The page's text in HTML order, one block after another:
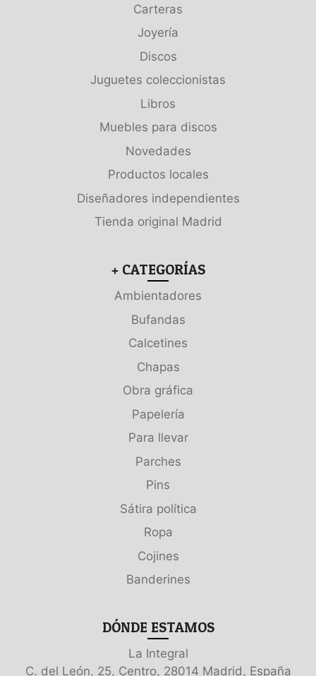
Carteras
Joyería
Discos
Juguetes coleccionistas
Libros
Muebles para discos
Novedades
Productos locales
Diseñadores independientes
Tienda original Madrid
+ CATEGORÍAS
Ambientadores
Bufandas
Calcetines
Chapas
Obra gráfica
Papelería
Para llevar
Parches
Pins
Sátira política
Ropa
Cojines
Banderines
DÓNDE ESTAMOS
La Integral
C. del León, 25, Centro, 28014 Madrid, España